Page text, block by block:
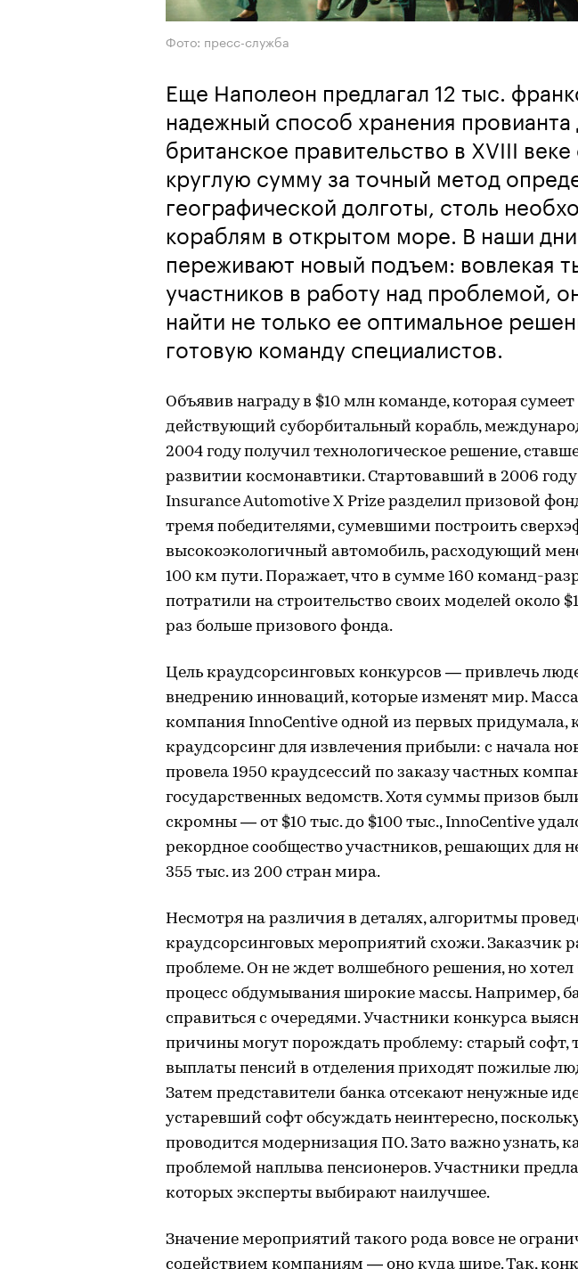
Фото: пресс-служба
Еще Наполеон предлагал 12 тыс.
надежный способ хранения провианта
британское правительство в XVIII
круглую сумму за точный метод
географической долготы, столь
кораблям в открытом море. В наши
переживают новый подъем: вовлекая
участников в работу над проблемой,
найти не только ее оптимальное
готовую команду специалистов.
Объявив награду в $10 млн команде, которая
действующий суборбитальный корабль,
2004 году получил технологическое решение,
развитии космонавтики. Стартовавший в 2006
Insurance Automotive X Prize разделил призовой
тремя победителями, сумевшими построить
высокоэкологичный автомобиль, расходующий
100 км пути. Поражает, что в сумме 160 команд-
потратили на строительство своих моделей около
раз больше призового фонда.
Цель краудсорсинговых конкурсов — привлечь
внедрению инноваций, которые изменят мир.
компания InnoCentive одной из первых придумала,
краудсорсинг для извлечения прибыли: с начала
провела 1950 краудсессий по заказу частных
государственных ведомств. Хотя суммы призов
скромны — от $10 тыс. до $100 тыс., InnoCentive
рекордное сообщество участников, решающих для
355 тыс. из 200 стран мира.
Несмотря на различия в деталях, алгоритмы
краудсорсинговых мероприятий схожи. Заказчик
проблеме. Он не ждет волшебного решения, но хотел
процесс обдумывания широкие массы. Например,
справиться с очередями. Участники конкурса
причины могут порождать проблему: старый софт,
выплаты пенсий в отделения приходят пожилые
Затем представители банка отсекают ненужные
устаревший софт обсуждать неинтересно,
проводится модернизация ПО. Зато важно узнать,
проблемой наплыва пенсионеров. Участники
которых эксперты выбирают наилучшее.
Значение мероприятий такого рода вовсе не
содействием компаниям — оно куда шире. Так,